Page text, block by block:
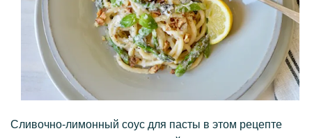
Сливочно-лимонный соус для пасты в этом рецепте